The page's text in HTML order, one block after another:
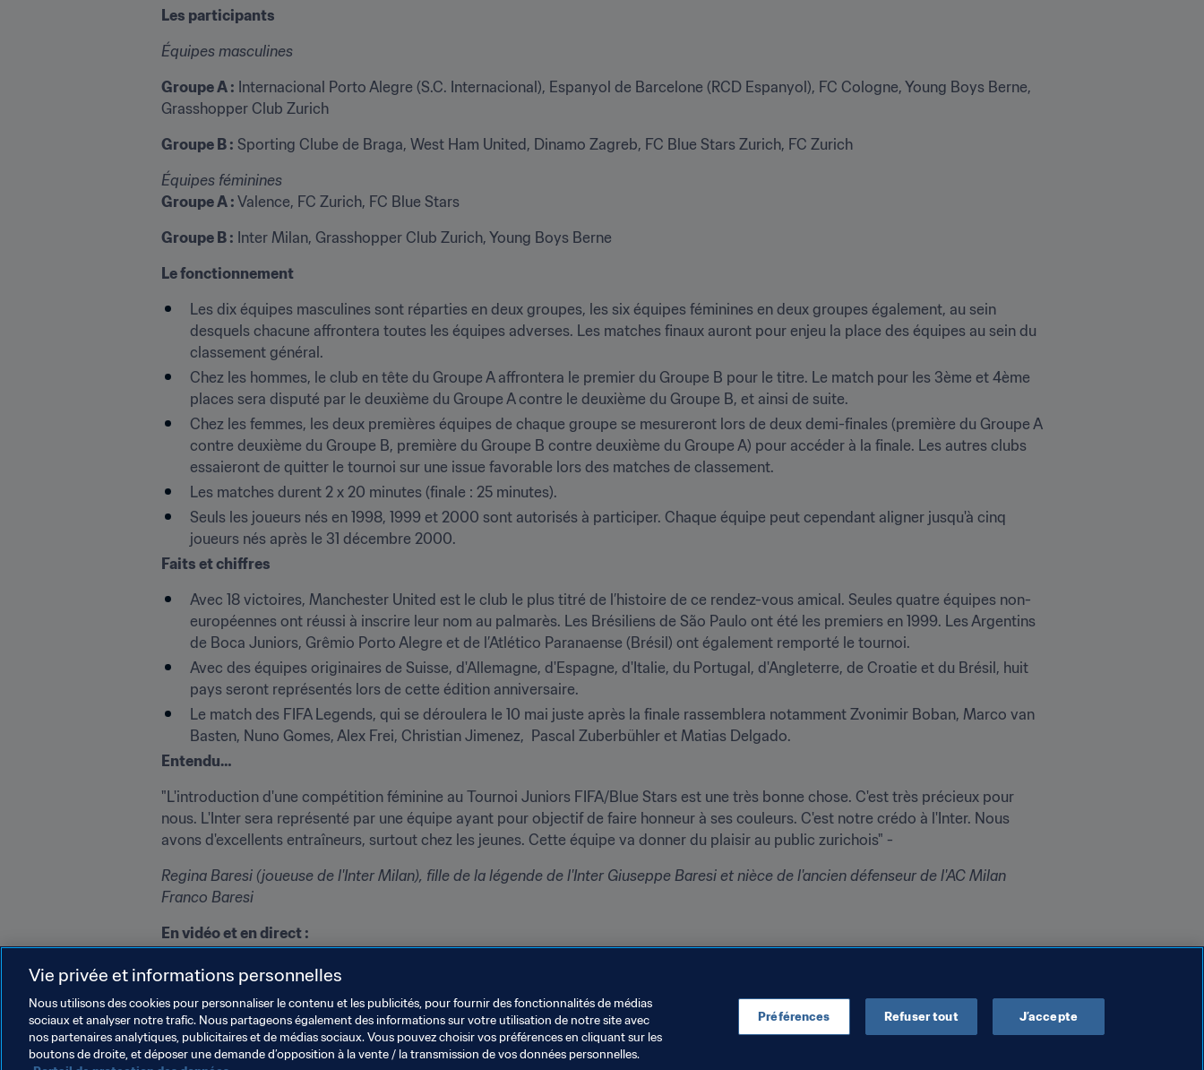
Les participants
Équipes masculines
Groupe A : Internacional Porto Alegre (S.C. Internacional), Espanyol de Barcelone (RCD Espanyol), FC Cologne, Young Boys Berne,
Grasshopper Club Zurich
Groupe B : Sporting Clube de Braga, West Ham United, Dinamo Zagreb, FC Blue Stars Zurich, FC Zurich
Groupe A : Valence, FC Zurich, FC Blue Stars
Groupe B : Inter Milan, Grasshopper Club Zurich, Young Boys Berne
Le fonctionnement
Les dix équipes masculines sont réparties en deux groupes, les six équipes féminines en deux groupes également, au sein
desquels chacune affrontera toutes les équipes adverses. Les matches finaux auront pour enjeu la place des équipes au sein du
classement général.
Chez les hommes, le club en tête du Groupe A affrontera le premier du Groupe B pour le titre. Le match pour les 3ème et 4ème
places sera disputé par le deuxième du Groupe A contre le deuxième du Groupe B, et ainsi de suite.
Chez les femmes, les deux premières équipes de chaque groupe se mesureront lors de deux demi-finales (première du Groupe A
contre deuxième du Groupe B, première du Groupe B contre deuxième du Groupe A) pour accéder à la finale. Les autres clubs
essaieront de quitter le tournoi sur une issue favorable lors des matches de classement.
Les matches durent 2 x 20 minutes (finale : 25 minutes).
Seuls les joueurs nés en 1998, 1999 et 2000 sont autorisés à participer. Chaque équipe peut cependant aligner jusqu'à cinq
joueurs nés après le 31 décembre 2000.
Faits et chiffres
Avec 18 victoires, Manchester United est le club le plus titré de l’histoire de ce rendez-vous amical. Seules quatre équipes non-
européennes ont réussi à inscrire leur nom au palmarès. Les Brésiliens de São Paulo ont été les premiers en 1999. Les Argentins
de Boca Juniors, Grêmio Porto Alegre et de l’Atlético Paranaense (Brésil) ont également remporté le tournoi.
Avec des équipes originaires de Suisse, d'Allemagne, d'Espagne, d'Italie, du Portugal, d'Angleterre, de Croatie et du Brésil, huit
pays seront représentés lors de cette édition anniversaire.
Le match des FIFA Legends, qui se déroulera le 10 mai juste après la finale rassemblera notamment Zvonimir Boban, Marco van
Basten, Nuno Gomes, Alex Frei, Christian Jimenez,  Pascal Zuberbühler et Matias Delgado.
Entendu…
"L'introduction d'une compétition féminine au Tournoi Juniors FIFA/Blue Stars est une très bonne chose. C'est très précieux pour
nous. L'Inter sera représenté par une équipe ayant pour objectif de faire honneur à ses couleurs. C'est notre crédo à l'Inter. Nous
avons d'excellents entraîneurs, surtout chez les jeunes. Cette équipe va donner du plaisir au public zurichois" -
Regina Baresi (joueuse de l'Inter Milan), fille de la légende de l'Inter Giuseppe Baresi et nièce de l'ancien défenseur de l'AC Milan
Franco Baresi
En vidéo et en direct :
Pour que vous ne manquiez rien de l'événement, les finales des tournois féminin et masculin seront retransmises en vidéo et en
direct sur FIFA.com et sur YouTube le jeudi 10 mai respectivement à
suivra le tournoi sera également retransmis.
Vie privée et informations personnelles
Nous utilisons des cookies pour personnaliser le contenu et les publicités, pour fournir des fonctionnalités de médias
sociaux et analyser notre trafic. Nous partageons également des informations sur votre utilisation de notre site avec
nos partenaires analytiques, publicitaires et de médias sociaux. Vous pouvez choisir vos préférences en cliquant sur les
boutons de droite, et déposer une demande d’opposition à la vente / la transmission de vos données personnelles.
Préférences Refuser tout J’accepte